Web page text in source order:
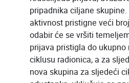
pripadnika ciljane
aktivnost pristigne veći
odabir će se vršiti
prijava pristigla do
ciklusu radionica, a za
nova skupina za sljedeći